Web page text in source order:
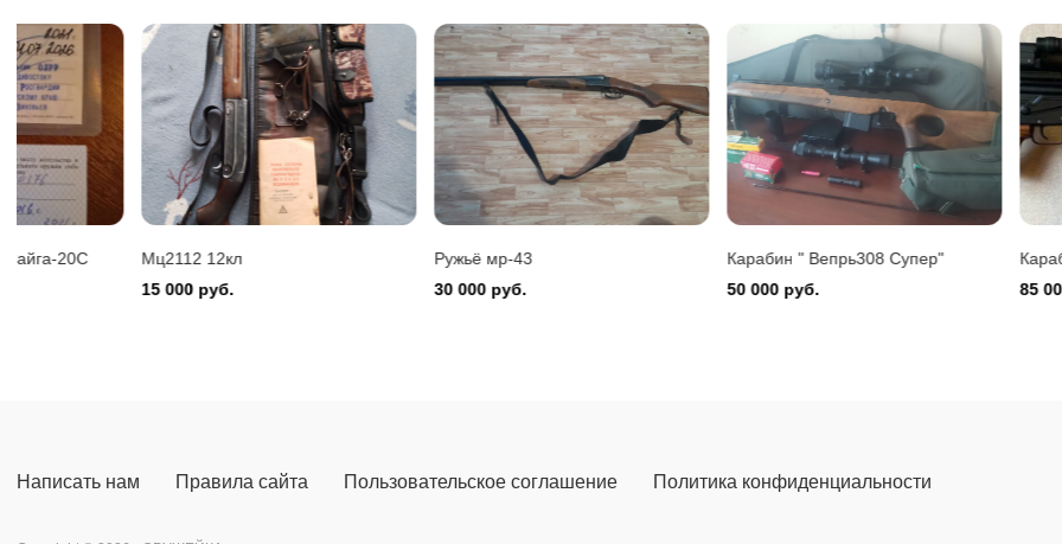
Мц2112 12кл
Карабин " Вепрь308 Супер"
Карабин Вепрь
Benelli Montefeltro 12/76
150 000 руб.
Написать нам Правила сайта Пользовательское соглашение Политика конфиденциальности